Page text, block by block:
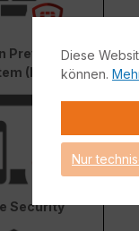
Prevention
(IPS)
Security
Diese
können.
Nur